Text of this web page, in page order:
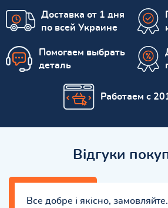
Доставка от 1 дня
по всей Украине
Помогаем выбрать
деталь
Работаем с
Відгуки
Все добре і якісно,